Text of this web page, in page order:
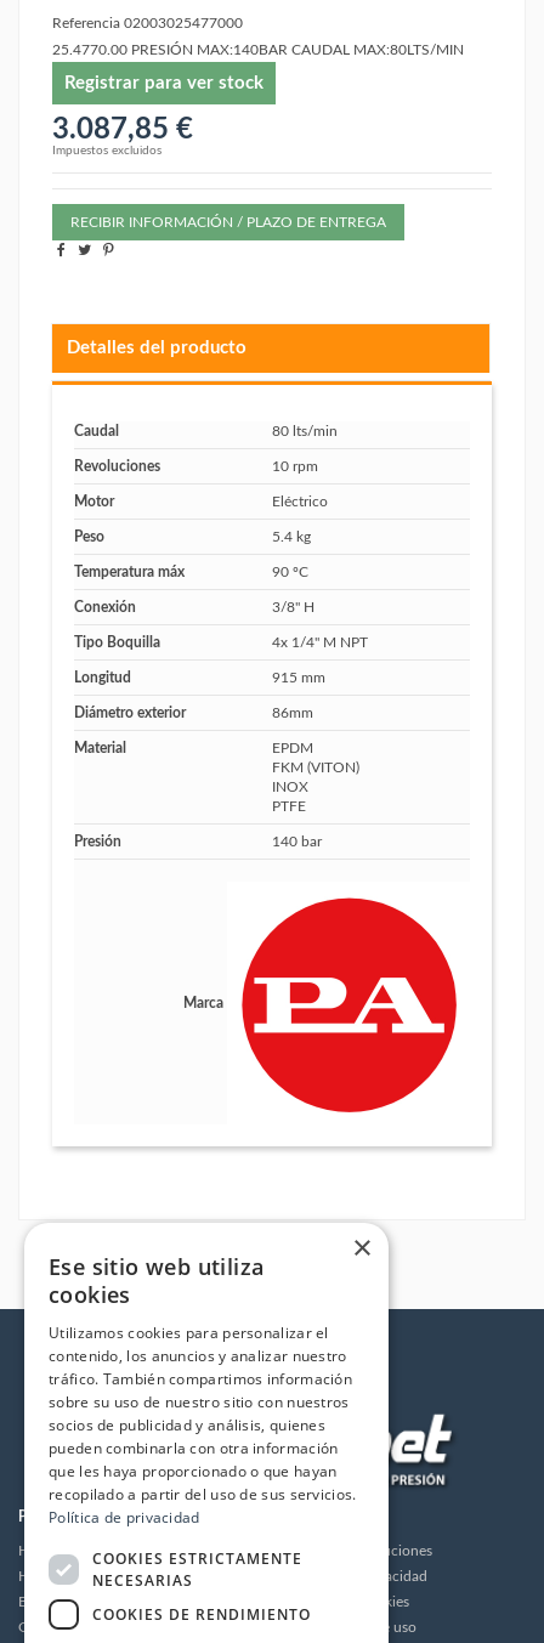
Referencia 02003025477000
25.4770.00 PRESIÓN MAX:140BAR CAUDAL MAX:80LTS/MIN
Registrar para ver stock
3.087,85 €
Impuestos excluidos
RECIBIR INFORMACIÓN / PLAZO DE ENTREGA
Detalles del producto
Caudal 80 lts/min
Revoluciones 10 rpm
Motor Eléctrico
Peso 5.4 kg
Temperatura máx 90 ºC
Conexión 3/8" H
Tipo Boquilla 4x 1/4" M NPT
Longitud 915 mm
Diámetro exterior 86mm
Material
EPDM
FKM (VITON)
INOX
PTFE
Presión 140 bar
Marca
PRODUCTOS
Hidrolimpiadoras
Humidificación
Bombas de alta presión
Grupos motor bomba alta presión
Envios y devoluciones
Política de privacidad
Política de cookies
Condiciones de uso
×
Ese sitio web utiliza
cookies
Utilizamos cookies para personalizar el
contenido, los anuncios y analizar nuestro
tráfico. También compartimos información
sobre su uso de nuestro sitio con nuestros
socios de publicidad y análisis, quienes
pueden combinarla con otra información
que les haya proporcionado o que hayan
recopilado a partir del uso de sus servicios.
Política de privacidad
COOKIES ESTRICTAMENTE
NECESARIAS
COOKIES DE RENDIMIENTO